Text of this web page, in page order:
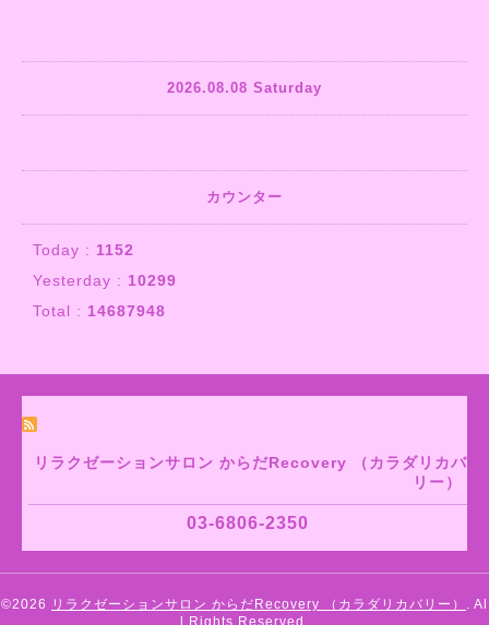
2026.08.08 Saturday
カウンター
Today : 1152
Yesterday : 10299
Total : 14687948
リラクゼーションサロン からだRecovery （カラダリカバ
リー）
03-6806-2350
©2026 リラクゼーションサロン からだRecovery （カラダリカバリー）
. Al
l Rights Reserved.